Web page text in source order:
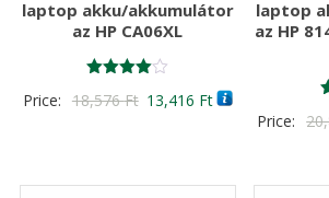
laptop akku/akkumulátor
az HP CA06XL
4.00
Price: 18,576Ft Original
18,576 Ft
13,416 FtCurrent
13,416 Ft
laptop
az HP
Price: